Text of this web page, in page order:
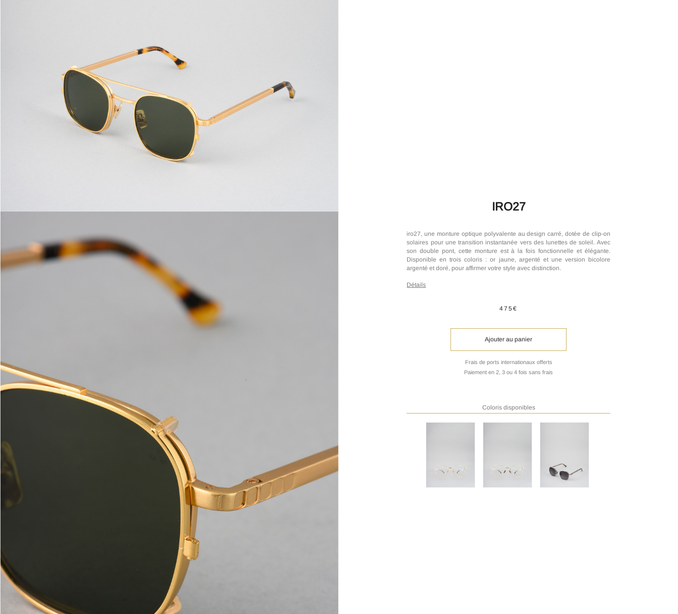
IRO27
iro27, une monture optique polyvalente au design carré, dotée de clip-on
solaires pour une transition instantanée vers des lunettes de soleil. Avec
son double pont, cette monture est à la fois fonctionnelle et élégante.
Disponible en trois coloris : or jaune, argenté et une version bicolore
argenté et doré, pour affirmer votre style avec distinction.
Détails
475€
Ajouter au panier
Frais de ports internationaux offerts
Paiement en 2, 3 ou 4 fois sans frais
Coloris disponibles